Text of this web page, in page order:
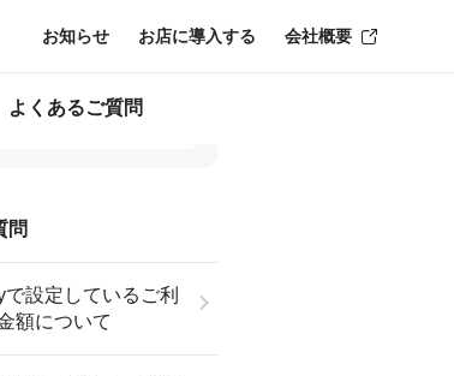
よくあるご質問
お知らせ お店に導入する 会社概要
問
で設定しているご利
額について